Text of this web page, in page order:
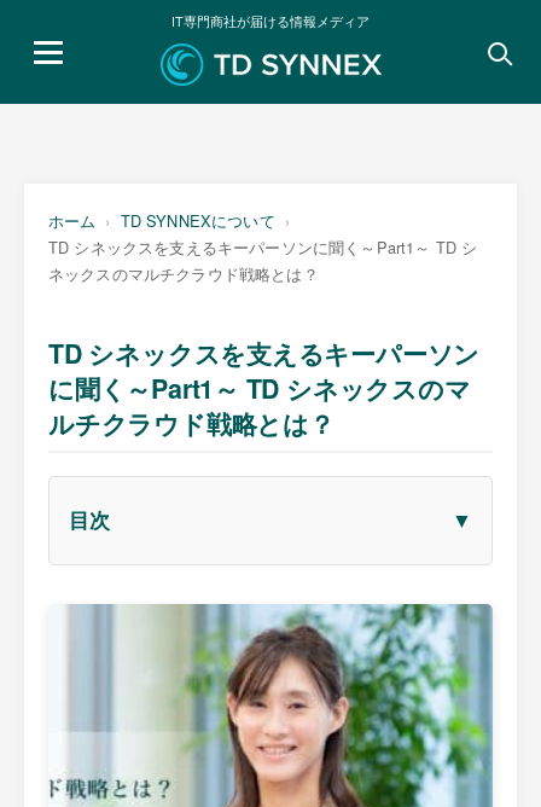
IT専門商社が届ける情報メディア
検
ホーム
TD SYNNEXについて
TD シネックスを支えるキーパーソンに聞く～Part1～ TD シ
ネックスのマルチクラウド戦略とは？
TD シネックスを支えるキーパーソン
に聞く～Part1～ TD シネックスのマ
ルチクラウド戦略とは？
目次 ▼